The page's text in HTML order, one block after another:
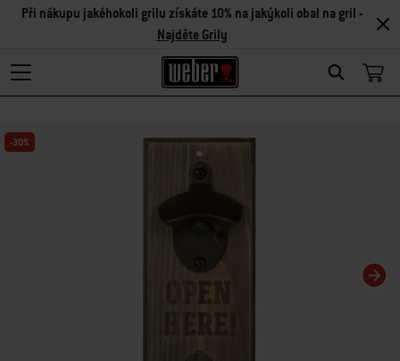
Search
Při nákupu jakéhokoli grilu získáte 10% na jakýkoli obal na gril -
Najděte Grily
-30%
Changing this current slide of this carousel will change the current slide of